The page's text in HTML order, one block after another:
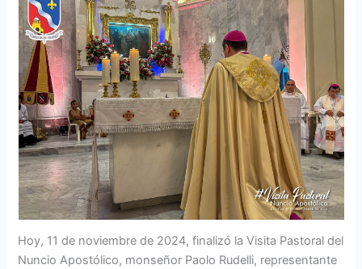
Hoy, 11 de noviembre de 2024, finalizó la Visita Pastoral del
Nuncio Apostólico, monseñor Paolo Rudelli, representante